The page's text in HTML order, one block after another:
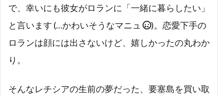
で、幸いにも彼女がロランに「一緒に暮らしたい」
と言います (…かわいそうなマニュ
)。恋愛下手の
ロランは顔には出さないけど、嬉しかったの丸わか
り。
そんなレチシアの生前の夢だった、要塞島を買い取